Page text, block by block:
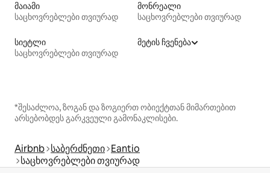
მაიამი
საცხოვრებლები თვიურად
მონრეალი
საცხოვრებლები თვიურად
სიეტლი
საცხოვრებლები თვიურად
მეტის ჩვენება
*შესაძლოა, ზოგან და ზოგიერთ ობიექტთან მიმართებით
არსებობდეს გარკვეული გამონაკლისები.
Airbnb საბერძნეთი Eantio
საცხოვრებლები თვიურად